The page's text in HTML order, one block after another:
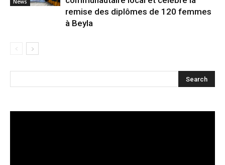
remise des diplômes de 120 femmes
à Beyla